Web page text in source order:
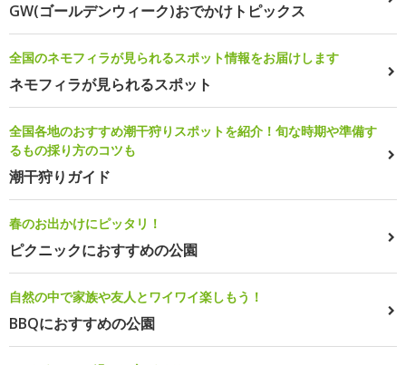
GW(ゴールデンウィーク)おでかけトピックス
全国のネモフィラが見られるスポット情報をお届けします
ネモフィラが見られるスポット
全国各地のおすすめ潮干狩りスポットを紹介！旬な時期や準備す
るもの採り方のコツも
潮干狩りガイド
春のお出かけにピッタリ！
ピクニックにおすすめの公園
自然の中で家族や友人とワイワイ楽しもう！
BBQにおすすめの公園